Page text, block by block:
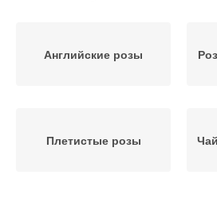
Английские розы
Плетистые розы